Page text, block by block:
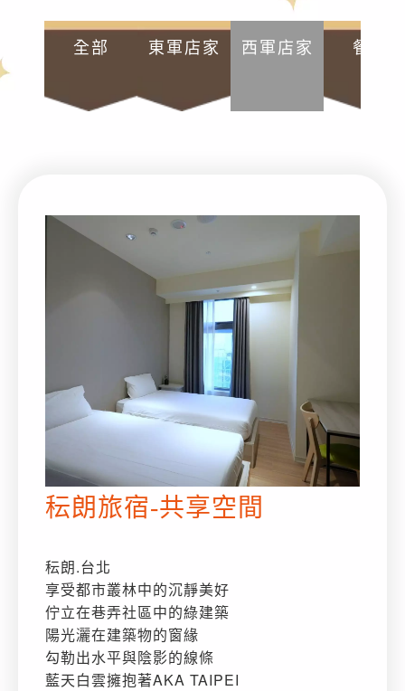
全部 東軍店家 西軍店家 餐廳
秐朗旅宿-共享空間
秐朗.台北
享受都市叢林中的沉靜美好
佇立在巷弄社區中的綠建築
陽光灑在建築物的窗緣
勾勒出水平與陰影的線條
藍天白雲擁抱著AKA TAIPEI